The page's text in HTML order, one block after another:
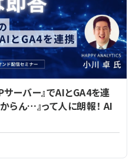
ーバー』でAIとGA4を連
らん…』って人に朗報！ AI